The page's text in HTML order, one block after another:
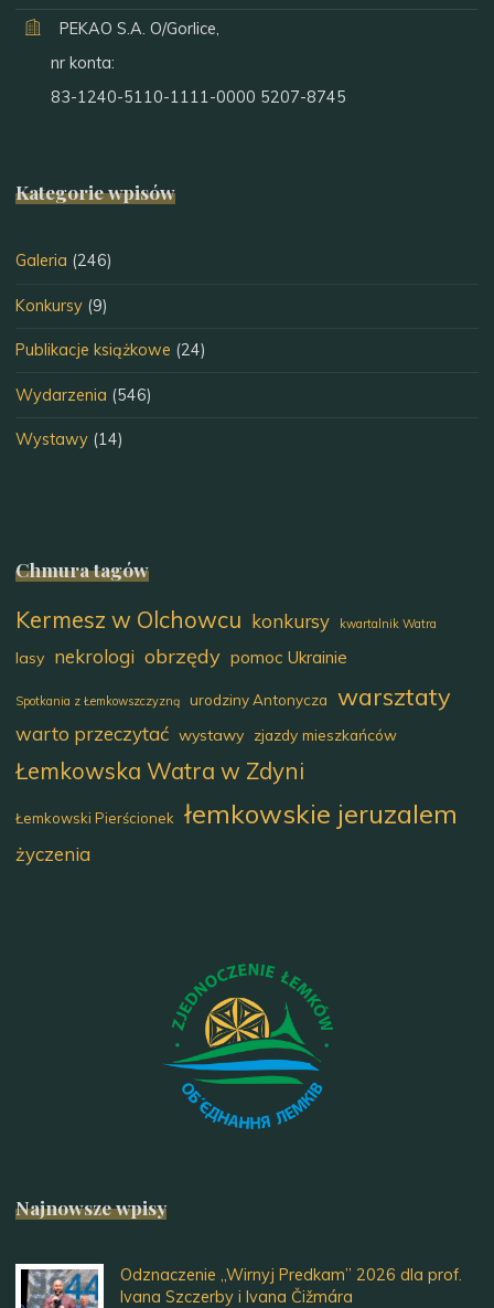
PEKAO S.A. O/Gorlice,
nr konta:
83-1240-5110-1111-0000 5207-8745
Kategorie wpisów
Galeria (246)
Konkursy (9)
Publikacje książkowe (24)
Wydarzenia (546)
Wystawy (14)
Chmura tagów
Kermesz w Olchowcu konkursy kwartalnik Watra
lasy nekrologi obrzędy pomoc Ukrainie
Spotkania z Łemkowszczyzną urodziny Antonycza warsztaty
warto przeczytać wystawy zjazdy mieszkańców
Łemkowska Watra w Zdyni
Łemkowski Pierścionek łemkowskie jeruzalem
życzenia
Najnowsze wpisy
Odznaczenie „Wirnyj Predkam” 2026 dla prof.
Ivana Szczerby i Ivana Čižmára